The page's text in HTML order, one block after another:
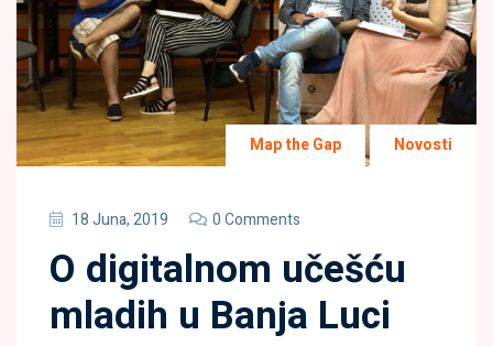
Map the Gap Novosti
18 Juna, 2019 0 Comments
O digitalnom učešću
mladih u Banja Luci